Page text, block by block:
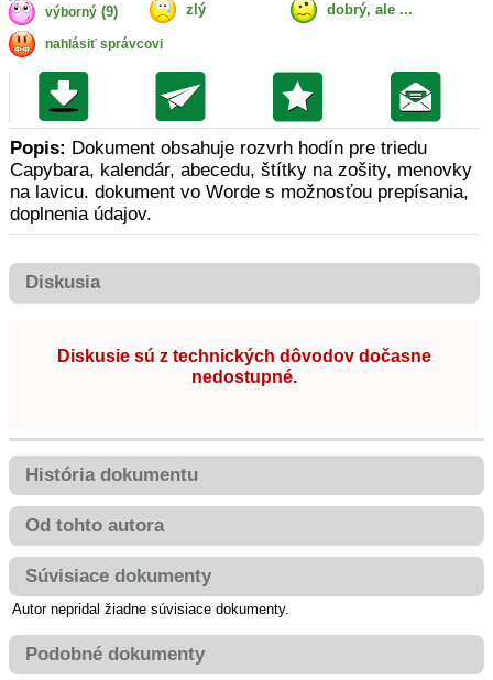
výborný (9) zlý dobrý, ale ...
nahlásiť správcovi
Popis: Dokument obsahuje rozvrh hodín pre triedu
Capybara, kalendár, abecedu, štítky na zošity, menovky
na lavicu. dokument vo Worde s možnosťou prepísania,
doplnenia údajov.
Diskusia
Diskusie sú z technických dôvodov dočasne
nedostupné.
História dokumentu
Od tohto autora
Súvisiace dokumenty
Autor nepridal žiadne súvisiace dokumenty.
Podobné dokumenty